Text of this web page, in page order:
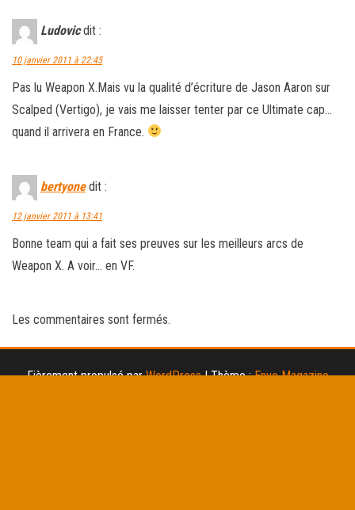
Ludovic dit :
10 janvier 2011 à 22:45
Pas lu Weapon X.Mais vu la qualité d’écriture de Jason Aaron sur
Scalped (Vertigo), je vais me laisser tenter par ce Ultimate cap…
quand il arrivera en France.
bertyone dit :
12 janvier 2011 à 13:41
Bonne team qui a fait ses preuves sur les meilleurs arcs de
Weapon X. A voir… en VF.
Les commentaires sont fermés.
Fièrement propulsé parWordPress |Thème :Envo Magazine